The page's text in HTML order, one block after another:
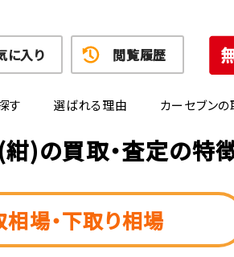
す 選ばれる理由 カーセブン
に入り 閲覧履歴
)の買取・査定の特
相場・下取り相場